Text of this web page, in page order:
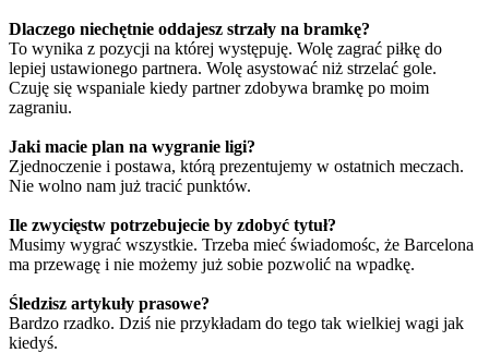
Dlaczego niechętnie oddajesz strzały na bramkę?
To wynika z pozycji na której występuję. Wolę zagrać piłkę do
lepiej ustawionego partnera. Wolę asystować niż strzelać gole.
Czuję się wspaniale kiedy partner zdobywa bramkę po moim
zagraniu.
Jaki macie plan na wygranie ligi?
Zjednoczenie i postawa, którą prezentujemy w ostatnich meczach.
Nie wolno nam już tracić punktów.
Ile zwycięstw potrzebujecie by zdobyć tytuł?
Musimy wygrać wszystkie. Trzeba mieć świadomośc, że Barcelona
ma przewagę i nie możemy już sobie pozwolić na wpadkę.
Śledzisz artykuły prasowe?
Bardzo rzadko. Dziś nie przykładam do tego tak wielkiej wagi jak
kiedyś.